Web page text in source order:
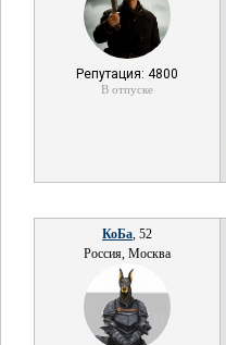
Репутация: 4800
В отпуске
КоБа, 52
Россия, Москва